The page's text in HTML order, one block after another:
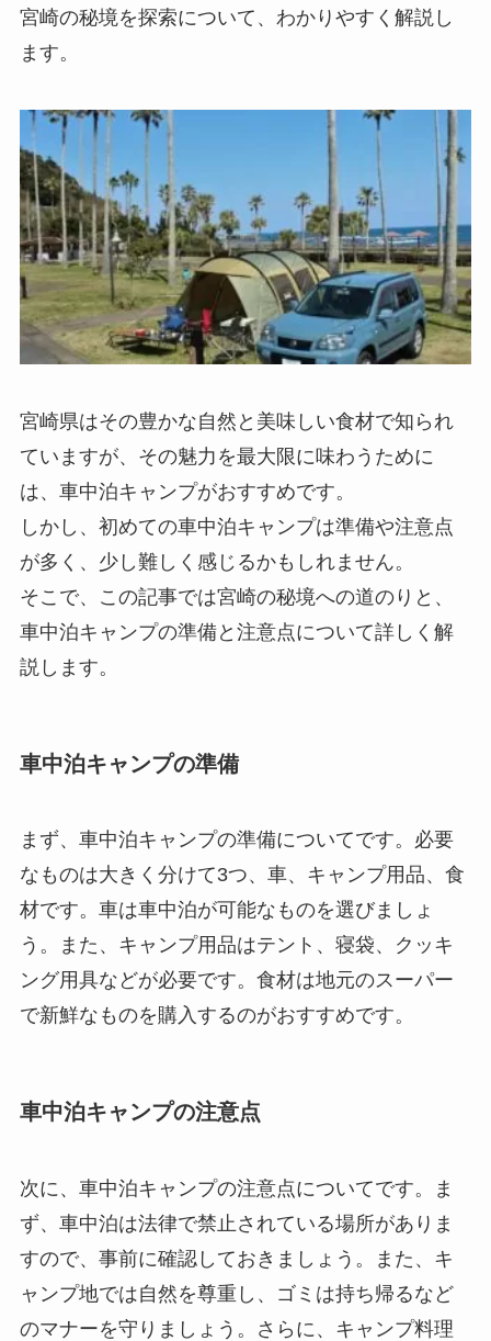
宮崎の秘境を探索について、わかりやすく解説し
ます。
宮崎県はその豊かな自然と美味しい食材で知られ
ていますが、その魅力を最大限に味わうために
は、車中泊キャンプがおすすめです。
しかし、初めての車中泊キャンプは準備や注意点
が多く、少し難しく感じるかもしれません。
そこで、この記事では宮崎の秘境への道のりと、
車中泊キャンプの準備と注意点について詳しく解
説します。
車中泊キャンプの準備
まず、車中泊キャンプの準備についてです。必要
なものは大きく分けて3つ、車、キャンプ用品、食
材です。車は車中泊が可能なものを選びましょ
う。また、キャンプ用品はテント、寝袋、クッキ
ング用具などが必要です。食材は地元のスーパー
で新鮮なものを購入するのがおすすめです。
車中泊キャンプの注意点
次に、車中泊キャンプの注意点についてです。ま
ず、車中泊は法律で禁止されている場所がありま
すので、事前に確認しておきましょう。また、キ
ャンプ地では自然を尊重し、ゴミは持ち帰るなど
のマナーを守りましょう。さらに、キャンプ料理